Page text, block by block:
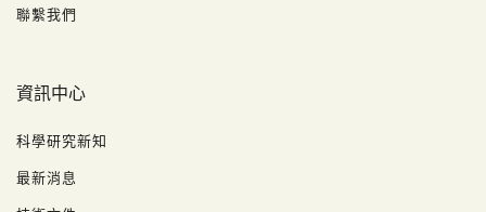
聯繫我們
資訊中心
科學研究新知
最新消息